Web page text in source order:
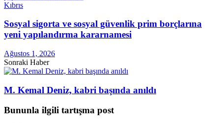
Kıbrıs
Sosyal sigorta ve sosyal güvenlik prim borçlarına
yeni yapılandırma kararnamesi
Ağustos 1, 2026
Sonraki Haber
M. Kemal Deniz, kabri başında anıldı
Bununla ilgili tartışma post